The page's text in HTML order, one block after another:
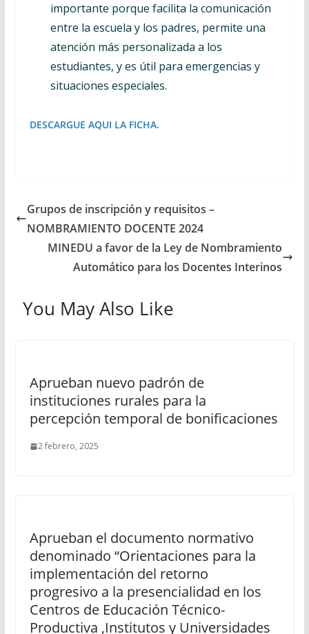
importante porque facilita la comunicación
entre la escuela y los padres, permite una
atención más personalizada a los
estudiantes, y es útil para emergencias y
situaciones especiales.
DESCARGUE AQUI LA FICHA.
Grupos de inscripción y requisitos –
NOMBRAMIENTO DOCENTE 2024
MINEDU a favor de la Ley de Nombramiento
Automático para los Docentes Interinos
You May Also Like
Aprueban nuevo padrón de
instituciones rurales para la
percepción temporal de bonificaciones
2 febrero, 2025
Aprueban el documento normativo
denominado “Orientaciones para la
implementación del retorno
progresivo a la presencialidad en los
Centros de Educación Técnico-
Productiva ,Institutos y Universidades